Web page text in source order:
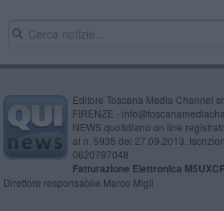
Editore Toscana Media Channel
FIRENZE -
NEWS quotidiano on line
al n. 5935 del 27.09.2013.
0620787048
Fatturazione Elettronica
Direttore responsabile Marco Migli